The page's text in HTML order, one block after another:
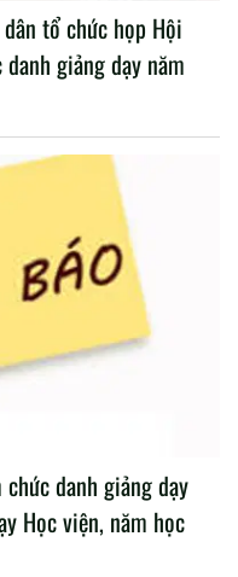
tổ chức họp Hội
giảng dạy năm
danh giảng dạy
Học viện, năm học